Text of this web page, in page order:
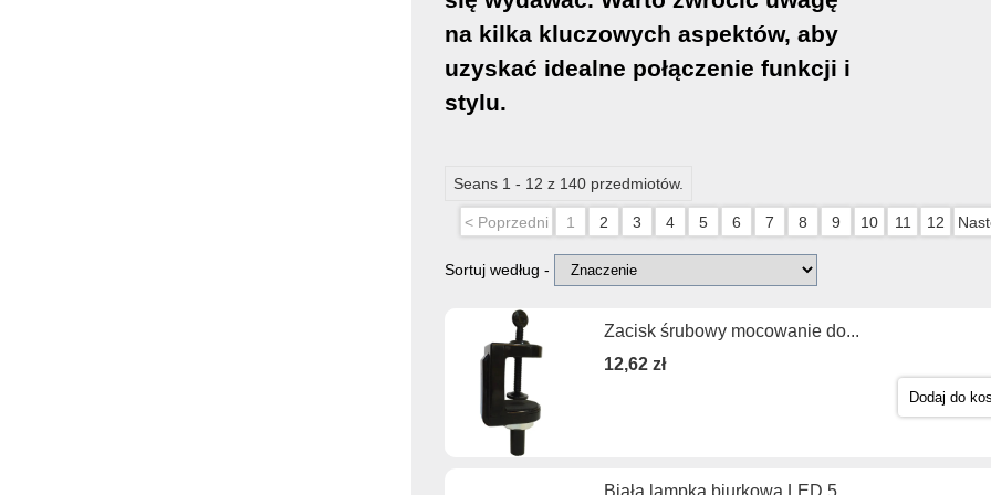
na kilka kluczowych aspektów, aby
uzyskać idealne połączenie funkcji i
stylu.
Seans 1 - 12 z 140 przedmiotów.
< Poprzedni 1 2 3 4 5 6 7 8 9 10 11 12
Sortuj według -
Zacisk śrubowy mocowanie do...
12,62 zł
Dodaj do
Biała lampka biurkowa LED 5...